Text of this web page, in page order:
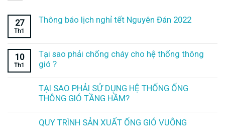
27
Th1
Thông báo lịch nghỉ tết Nguyên Đán 2022
10
Th1
Tại sao phải chống cháy cho hệ thống thông
gió ?
TẠI SAO PHẢI SỬ DỤNG HỆ THỐNG ỐNG
THÔNG GIÓ TẦNG HẦM?
QUY TRÌNH SẢN XUẤT ỐNG GIÓ VUÔNG